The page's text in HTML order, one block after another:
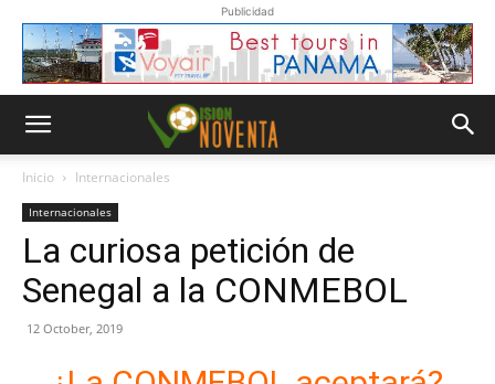
Publicidad
Inicio Internacionales
Internacionales
La curiosa petición de
Senegal a la CONMEBOL
12 October, 2019